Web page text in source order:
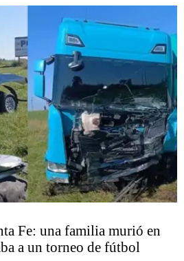
Fe: una familia murió en
a un torneo de fútbol